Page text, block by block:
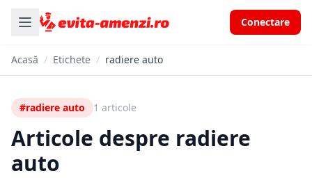
Conectare
Acasă / Etichete / radiere auto
#radiere auto 1 articole
Articole despre radiere
auto